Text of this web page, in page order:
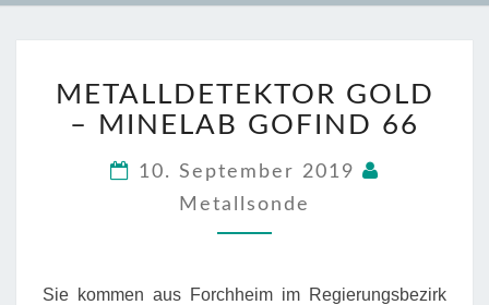
GOLD
–
MINELAB
GOFIND
METALLDETEKTOR GOLD
– MINELAB GOFIND 66
10. September 2019
Metallsonde
Sie kommen aus Forchheim im Regierungsbezirk